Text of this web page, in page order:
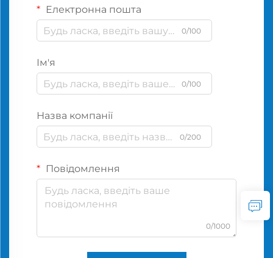
Електронна пошта
0/100
Ім'я
0/100
Назва компанії
0/200
Повідомлення
0/1000